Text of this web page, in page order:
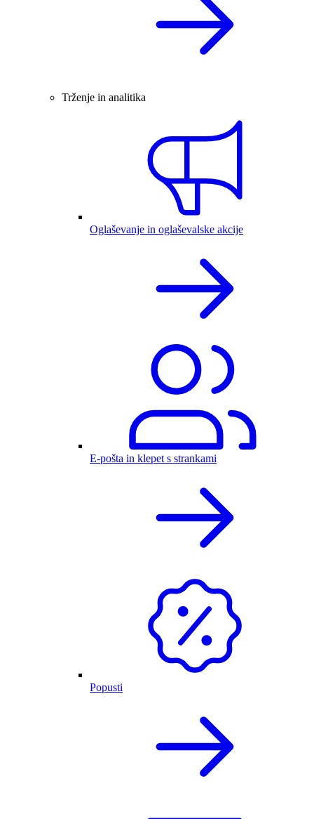
Trženje in analitika
Oglaševanje in oglaševalske akcije
E-pošta in klepet s strankami
Popusti